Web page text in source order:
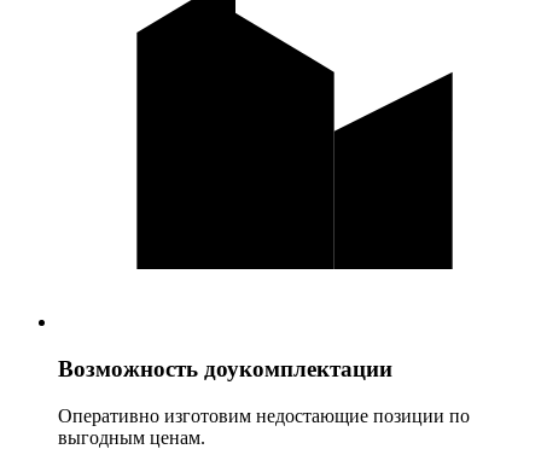
Возможность доукомплектации
Оперативно изготовим недостающие позиции по
выгодным ценам.